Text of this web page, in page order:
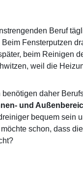
Beruf
Fensterputzen
beim Reinigen
weil die
daher
und
bequem sein
schon, dass